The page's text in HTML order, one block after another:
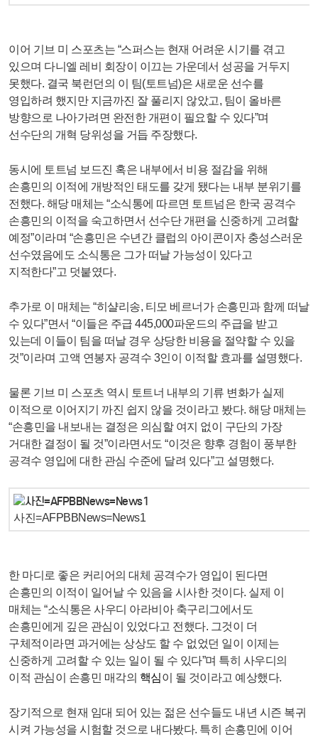
이어 기브 미 스포츠는 “스퍼스는 현재 어려운 시기를 겪고
있으며 다니엘 레비 회장이 이끄는 가운데서 성공을 거두지
못했다. 결국 북런던의 이 팀(토트넘)은 새로운 선수를
영입하려 했지만 지금까진 잘 풀리지 않았고, 팀이 올바른
방향으로 나아가려면 완전한 개편이 필요할 수 있다”며
선수단의 개혁 당위성을 거듭 주장했다.
동시에 토트넘 보드진 혹은 내부에서 비용 절감을 위해
손흥민의 이적에 개방적인 태도를 갖게 됐다는 내부 분위기를
전했다. 해당 매체는 “소식통에 따르면 토트넘은 한국 공격수
손흥민의 이적을 숙고하면서 선수단 개편을 신중하게 고려할
예정”이라며 “손흥민은 수년간 클럽의 아이콘이자 충성스러운
선수였음에도 소식통은 그가 떠날 가능성이 있다고
지적한다”고 덧붙였다.
추가로 이 매체는 “히샬리송, 티모 베르너가 손흥민과 함께 떠날
수 있다”면서 “이들은 주급 445,000파운드의 주급을 받고
있는데 이들이 팀을 떠날 경우 상당한 비용을 절약할 수 있을
것”이라며 고액 연봉자 공격수 3인이 이적할 효과를 설명했다.
물론 기브 미 스포츠 역시 토트너 내부의 기류 변화가 실제
이적으로 이어지기 까진 쉽지 않을 것이라고 봤다. 해당 매체는
“손흥민을 내보내는 결정은 의심할 여지 없이 구단의 가장
거대한 결정이 될 것”이라면서도 “이것은 향후 경험이 풍부한
공격수 영입에 대한 관심 수준에 달려 있다”고 설명했다.
사진=AFPBBNews=News1
한 마디로 좋은 커리어의 대체 공격수가 영입이 된다면
손흥민의 이적이 일어날 수 있음을 시사한 것이다. 실제 이
매체는 “소식통은 사우디 아라비아 축구리그에서도
손흥민에게 깊은 관심이 있었다고 전했다. 그것이 더
구체적이라면 과거에는 상상도 할 수 없었던 일이 이제는
신중하게 고려할 수 있는 일이 될 수 있다”며 특히 사우디의
이적 관심이 손흥민 매각의 핵심이 될 것이라고 예상했다.
장기적으로 현재 임대 되어 있는 젊은 선수들도 내년 시즌 복귀
시켜 가능성을 시험할 것으로 내다봤다. 특히 손흥민에 이어